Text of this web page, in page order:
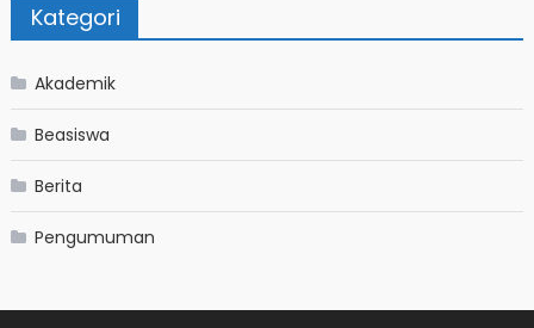
Kategori
Akademik
Beasiswa
Berita
Pengumuman